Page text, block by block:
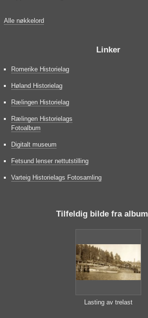
Alle nøkkelord
Linker
Romerike Historielag
Høland Historielag
Rælingen Historielag
Rælingen Historielags
Fotoalbum
Digitalt museum
Fetsund lenser nettutstilling
Varteig Historielags Fotosamling
Tilfeldig bilde fra album
Lasting av trelast